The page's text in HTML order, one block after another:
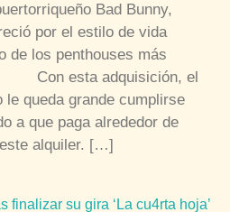
Bad Bunny,
por el estilo de vida
de los penthouses más
Con esta adquisición, el
queda grande cumplirse
a que paga alrededor de
alquiler. […]
finalizar su gira ‘La cu4rta hoja’